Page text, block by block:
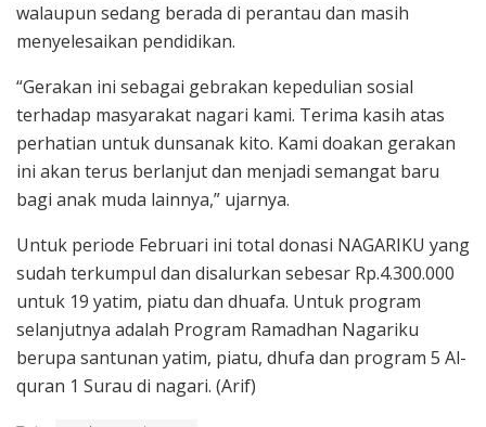
walaupun sedang berada di perantau dan masih
menyelesaikan pendidikan.
“Gerakan ini sebagai gebrakan kepedulian sosial
terhadap masyarakat nagari kami. Terima kasih atas
perhatian untuk dunsanak kito. Kami doakan gerakan
ini akan terus berlanjut dan menjadi semangat baru
bagi anak muda lainnya,” ujarnya.
Untuk periode Februari ini total donasi NAGARIKU yang
sudah terkumpul dan disalurkan sebesar Rp.4.300.000
untuk 19 yatim, piatu dan dhuafa. Untuk program
selanjutnya adalah Program Ramadhan Nagariku
berupa santunan yatim, piatu, dhufa dan program 5 Al-
quran 1 Surau di nagari. (Arif)